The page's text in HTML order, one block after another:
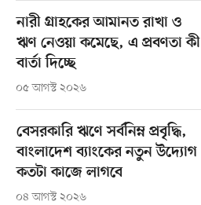
নারী গ্রাহকের আমানত রাখা ও
ঋণ নেওয়া কমেছে, এ প্রবণতা কী
বার্তা দিচ্ছে
০৫ আগস্ট ২০২৬
বেসরকারি ঋণে সর্বনিম্ন প্রবৃদ্ধি,
বাংলাদেশ ব্যাংকের নতুন উদ্যোগ
কতটা কাজে লাগবে
০৪ আগস্ট ২০২৬